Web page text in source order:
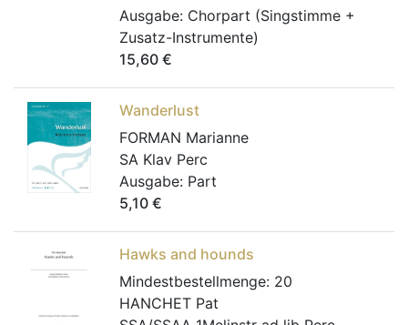
Ausgabe: Chorpart (Singstimme +
Zusatz-Instrumente)
15,60 €
Wanderlust
FORMAN Marianne
SA Klav Perc
Ausgabe: Part
5,10 €
Hawks and hounds
Mindestbestellmenge: 20
HANCHET Pat